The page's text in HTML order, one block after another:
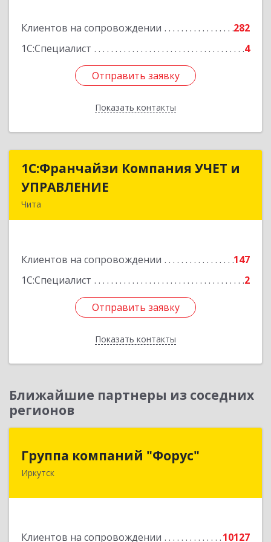
Клиентов на сопровождении
282
1С:Специалист
4
Отправить заявку
Показать контакты
Отправить заявку
Назад
1С:Франчайзи Компания УЧЕТ и
УПРАВЛЕНИЕ
Чита
Клиентов на сопровождении
147
1С:Специалист
2
Отправить заявку
Показать контакты
1С:Франчайзи Компания УЧЕТ и
Подробнее
Отправить заявку
Назад
Ближайшие партнеры из соседних
регионов
Группа компаний "Форус"
Иркутск
Клиентов на сопровождении 10127
Группа компаний "Форус"
664007, Иркутская обл, Иркутск г, Ямская ул,